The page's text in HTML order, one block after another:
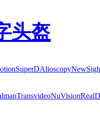
头盔
SuperDAlioscopy
TransvideoNuVisionRealD